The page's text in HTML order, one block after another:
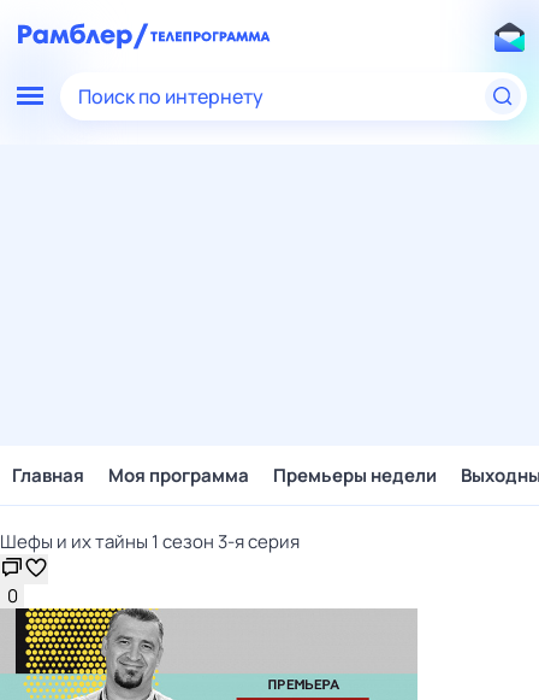
Поиск по интернету
Главная Моя программа Премьеры недели
Шефы и их тайны 1 сезон 3-я серия
0